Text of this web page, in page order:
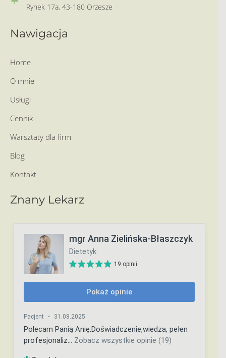
Rynek 17a, 43-180 Orzesze
Nawigacja
Home
O mnie
Usługi
Cennik
Warsztaty dla firm
Blog
Kontakt
Znany Lekarz